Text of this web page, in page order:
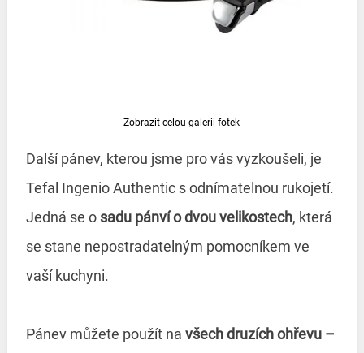
Zobrazit celou galerii fotek
Další pánev, kterou jsme pro vás vyzkoušeli, je
Tefal Ingenio Authentic s odnímatelnou rukojetí.
Jedná se o sadu pánví o dvou velikostech, která
se stane nepostradatelným pomocníkem ve
vaší kuchyni.
Pánev můžete použít na všech druzích ohřevu –